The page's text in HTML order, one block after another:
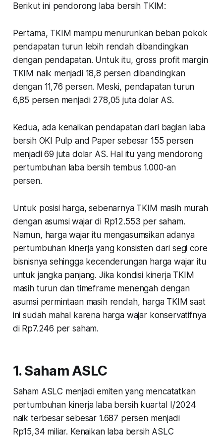
Berikut ini pendorong laba bersih TKIM:
Pertama, TKIM mampu menurunkan beban pokok
pendapatan turun lebih rendah dibandingkan
dengan pendapatan. Untuk itu, gross profit margin
TKIM naik menjadi 18,8 persen dibandingkan
dengan 11,76 persen. Meski, pendapatan turun
6,85 persen menjadi 278,05 juta dolar AS.
Kedua, ada kenaikan pendapatan dari bagian laba
bersih OKI Pulp and Paper sebesar 155 persen
menjadi 69 juta dolar AS. Hal itu yang mendorong
pertumbuhan laba bersih tembus 1.000-an
persen.
Untuk posisi harga, sebenarnya TKIM masih murah
dengan asumsi wajar di Rp12.553 per saham.
Namun, harga wajar itu mengasumsikan adanya
pertumbuhan kinerja yang konsisten dari segi core
bisnisnya sehingga kecenderungan harga wajar itu
untuk jangka panjang. Jika kondisi kinerja TKIM
masih turun dan timeframe menengah dengan
asumsi permintaan masih rendah, harga TKIM saat
ini sudah mahal karena harga wajar konservatifnya
di Rp7.246 per saham.
1. Saham ASLC
Saham ASLC menjadi emiten yang mencatatkan
pertumbuhan kinerja laba bersih kuartal I/2024
naik terbesar sebesar 1.687 persen menjadi
Rp15,34 miliar. Kenaikan laba bersih ASLC